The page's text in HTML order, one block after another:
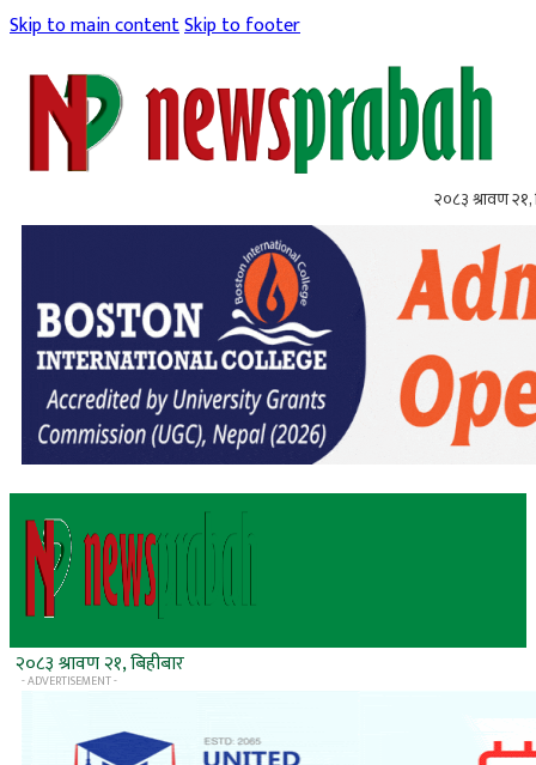
Skip to main contentSkip to footer
२०८३ श्रावण २१,
२०८३ श्रावण २१, बिहीबार
- ADVERTISEMENT -